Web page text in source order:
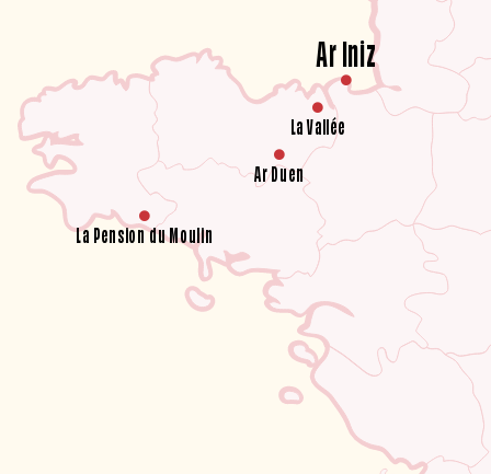
Ar Iniz
La Vallée
Ar Duen
La Pension du Moulin